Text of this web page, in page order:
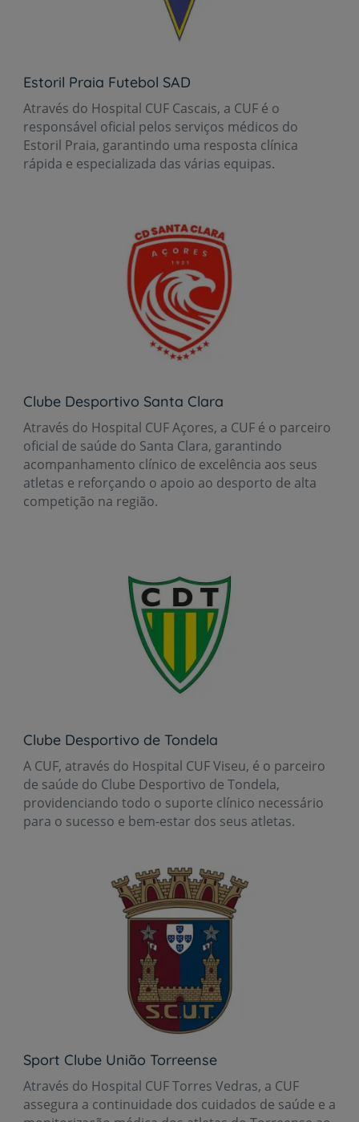
Estoril Praia Futebol SAD
Através do Hospital CUF Cascais, a CUF é o
responsável oficial pelos serviços médicos do
Estoril Praia, garantindo uma resposta clínica
rápida e especializada das várias equipas.
Clube Desportivo Santa Clara
Através do Hospital CUF Açores, a CUF é o parceiro
oficial de saúde do Santa Clara, garantindo
acompanhamento clínico de excelência aos seus
atletas e reforçando o apoio ao desporto de alta
competição na região.
Clube Desportivo de Tondela
A CUF, através do Hospital CUF Viseu, é o parceiro
de saúde do Clube Desportivo de Tondela,
providenciando todo o suporte clínico necessário
para o sucesso e bem-estar dos seus atletas.
Sport Clube União Torreense
Através do Hospital CUF Torres Vedras, a CUF
assegura a continuidade dos cuidados de saúde e a